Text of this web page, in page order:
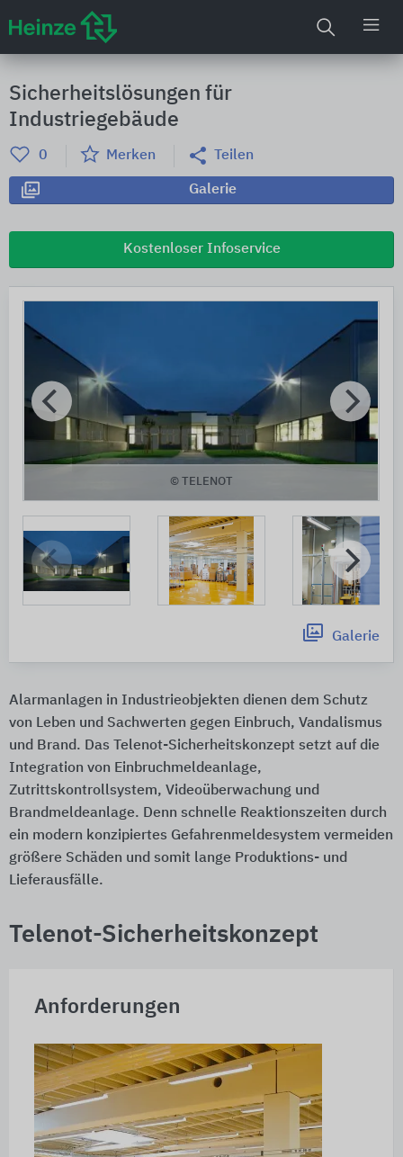
Sicherheitslösungen für
Industriegebäude
0 Merken Teilen
Galerie
Kostenloser Infoservice
© TELENOT
Galerie
Alarmanlagen in Industrieobjekten dienen dem Schutz
von Leben und Sachwerten gegen Einbruch, Vandalismus
und Brand. Das Telenot-Sicherheitskonzept setzt auf die
Integration von Einbruchmeldeanlage,
Zutrittskontrollsystem, Videoüberwachung und
Brandmeldeanlage. Denn schnelle Reaktionszeiten durch
ein modern konzipiertes Gefahrenmeldesystem vermeiden
größere Schäden und somit lange Produktions- und
Lieferausfälle.
Telenot-Sicherheitskonzept
Anforderungen